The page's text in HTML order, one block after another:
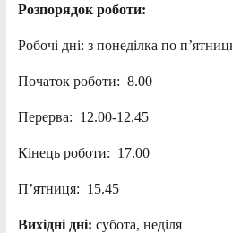
Розпорядок роботи:
Робочі дні: з понеділка по
Початок роботи: 8.00
Перерва: 12.00-12.45
Кінець роботи: 17.00
П’ятниця: 15.45
Вихідні дні: субота, неділя